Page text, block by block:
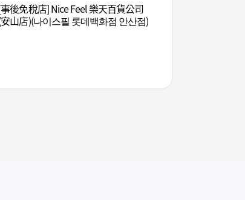
後免稅店] Nice Feel 樂天百貨公司
山店)(나이스필 롯데백화점 안산점)